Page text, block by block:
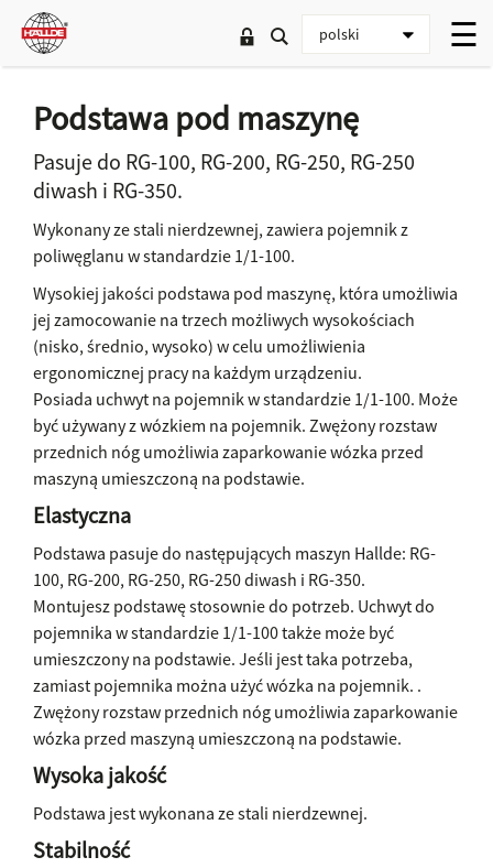
Podstawa pod maszynę
Pasuje do RG-100, RG-200, RG-250, RG-250
diwash i RG-350.
Wykonany ze stali nierdzewnej, zawiera pojemnik z
poliwęglanu w standardzie 1/1-100.
Wysokiej jakości podstawa pod maszynę, która umożliwia
jej zamocowanie na trzech możliwych wysokościach
(nisko, średnio, wysoko) w celu umożliwienia
ergonomicznej pracy na każdym urządzeniu.
Posiada uchwyt na pojemnik w standardzie 1/1-100. Może
być używany z wózkiem na pojemnik. Zwężony rozstaw
przednich nóg umożliwia zaparkowanie wózka przed
maszyną umieszczoną na podstawie.
Elastyczna
Podstawa pasuje do następujących maszyn Hallde: RG-
100, RG-200, RG-250, RG-250 diwash i RG-350.
Montujesz podstawę stosownie do potrzeb. Uchwyt do
pojemnika w standardzie 1/1-100 także może być
umieszczony na podstawie. Jeśli jest taka potrzeba,
zamiast pojemnika można użyć wózka na pojemnik. .
Zwężony rozstaw przednich nóg umożliwia zaparkowanie
wózka przed maszyną umieszczoną na podstawie.
Wysoka jakość
Podstawa jest wykonana ze stali nierdzewnej.
Stabilność